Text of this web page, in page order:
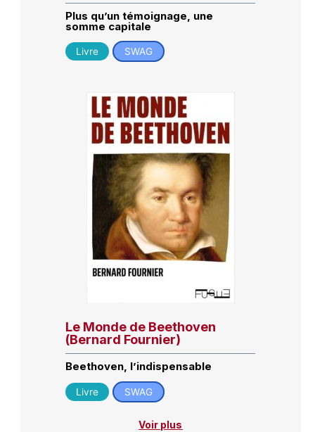
Plus qu’un témoignage, une
somme capitale
Livre SWAG
Le Monde de Beethoven
(Bernard Fournier)
Beethoven, l’indispensable
Livre SWAG
Voir plus